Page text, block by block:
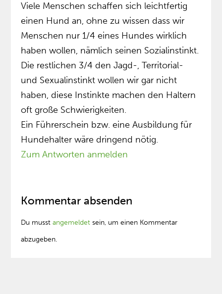
Viele Menschen schaffen sich leichtfertig
einen Hund an, ohne zu wissen dass wir
Menschen nur 1/4 eines Hundes wirklich
haben wollen, nämlich seinen Sozialinstinkt.
Die restlichen 3/4 den Jagd-, Territorial-
und Sexualinstinkt wollen wir gar nicht
haben, diese Instinkte machen den Haltern
oft große Schwierigkeiten.
Ein Führerschein bzw. eine Ausbildung für
Hundehalter wäre dringend nötig.
Zum Antworten anmelden
Kommentar absenden
Du musstangemeldet sein, um einen Kommentar
abzugeben.